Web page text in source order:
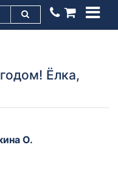
Ёлка,
О.